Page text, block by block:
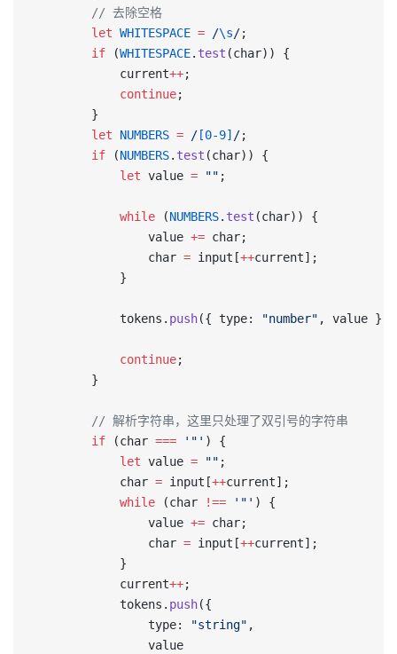
        // 去除空格
        let
WHITESPACE = /\s/;
        if
(WHITESPACE. test (char)) {
            current
++;
            continue
;
        }
        let
NUMBERS = / [0-9] /;
        if
(NUMBERS. test (char)) {
            let
value = "" ;
            while
(NUMBERS. test (char)) {
                value
+= char;
                char
= input[++current];
            }
            tokens.
push({ type: "number" , value });
            continue
;
        }
        // 解析字符串，这里只处理了双引号的字符串
        if
(char === '"' ) {
            let
value = "" ;
            char
= input[++current];
            while
(char !== '"' ) {
                value
+= char;
                char
= input[++current];
            }
            current
++;
            tokens.
push({
                type:
"string" ,
                value